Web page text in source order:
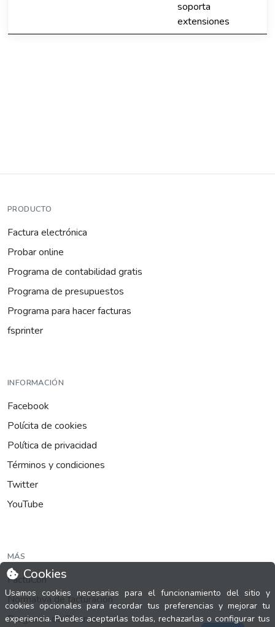
soporta
extensiones
Cookies
Usamos cookies necesarias para el funcionamiento del sitio y
cookies opcionales para recordar tus preferencias y mejorar tu
experiencia. Puedes aceptarlas todas, rechazarlas o configurar tus
PRODUCTO
Factura electrónica
Probar online
Programa de contabilidad gratis
Programa de presupuestos
Programa para hacer facturas
fsprinter
INFORMACIÓN
Facebook
Polícita de cookies
Política de privacidad
Términos y condiciones
Twitter
YouTube
MÁS
FactuCon
Normativa de facturación
Programa de Partners